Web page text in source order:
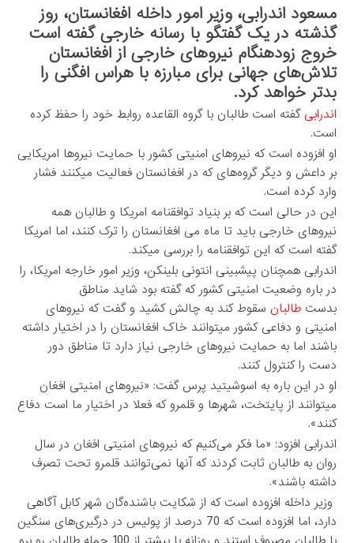
مسعود اندرابی، وزیر امور داخله افغانستان، روز
گذشته در یک گفتگو با رسانه خارجی گفته است
خروج زودهنگام نیروهای خارجی از افغانستان
تلاش‌های جهانی برای مبارزه با هراس افگنی را
بدتر خواهد کرد.
اندرابی گفته است طالبان با گروه القاعده روابط خود را حفظ کرده
است.
او افزوده است که نیروهای امنیتی کشور با حمایت نیروها امریکایی
بر داعش و دیگر گروه‌های که در افغانستان فعالیت میکنند فشار
وارد کرده است.
این در حالی است که بر بنیاد توافقنامه امریکا و طالبان همه
نیروهای خارجی باید تا ماه می افغانستان را ترک کنند، اما امریکا
گفته است که این توافقنامه را بررسی میکند.
اندرابی همچنان پیشبینی انتونی بلینکن، وزیر امور خارجه امریکا، را
در باره وضعیت امنیتی کشور که گفته بود شاید مناطق
بدست طالبان سقوط کند به چالش کشید و گفت که نیروهای
امنیتی و دفاعی کشور میتوانند خاک افغانستان را در اختیار داشته
باشند اما به حمایت نیروهای خارجی نیاز دارد تا مناطق دور
دست را کنترول کنند.
او در این باره به اسوشیتید پرس گفت: «نیروهای امنیتی افغان
میتوانند از پایتخت، شهر‌ها و قلمرو که فعلا در اختیار ما است دفاع
کنند».
اندرابی افزود: «ما فکر می‌کنیم که نیروهای امنیتی افغان در سال
روان به طالبان ثابت کردند که آنها نمی‌توانند قلمرو تحت تصرف
داشته باشند».
وزیر داخله افزوده است که از شکایت باشنده‌گان شهر کابل آگاهی
دارد، اما افزوده است که 70 درصد از پولیس در درگیری‌های سنگین